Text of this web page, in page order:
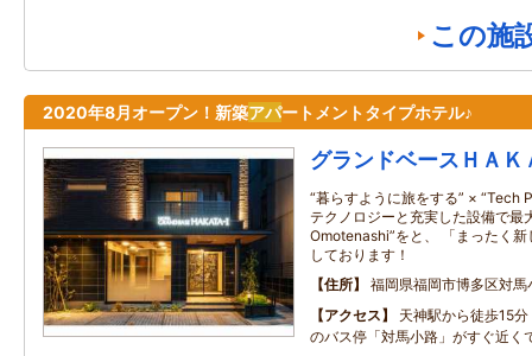
この施
2020年8月オープン！新築アパートメントタイプホテル♪
グランドベースＨＡＫ
“暮らすように旅をする” × “Tech
テクノロジーと充実した設備で最
Omotenashi”をと、 「まったく
しております！
住所
福岡県福岡市博多区対
アクセス
天神駅から徒歩15
のバス停「対馬小路」がすぐ近く